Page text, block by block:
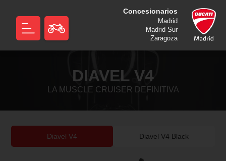
Concesionarios
Madrid
Madrid Sur
Zaragoza
DIAVEL V4
LA MUSCLE CRUISER DEFINITIVA
Diavel V4 Diavel V4 Black